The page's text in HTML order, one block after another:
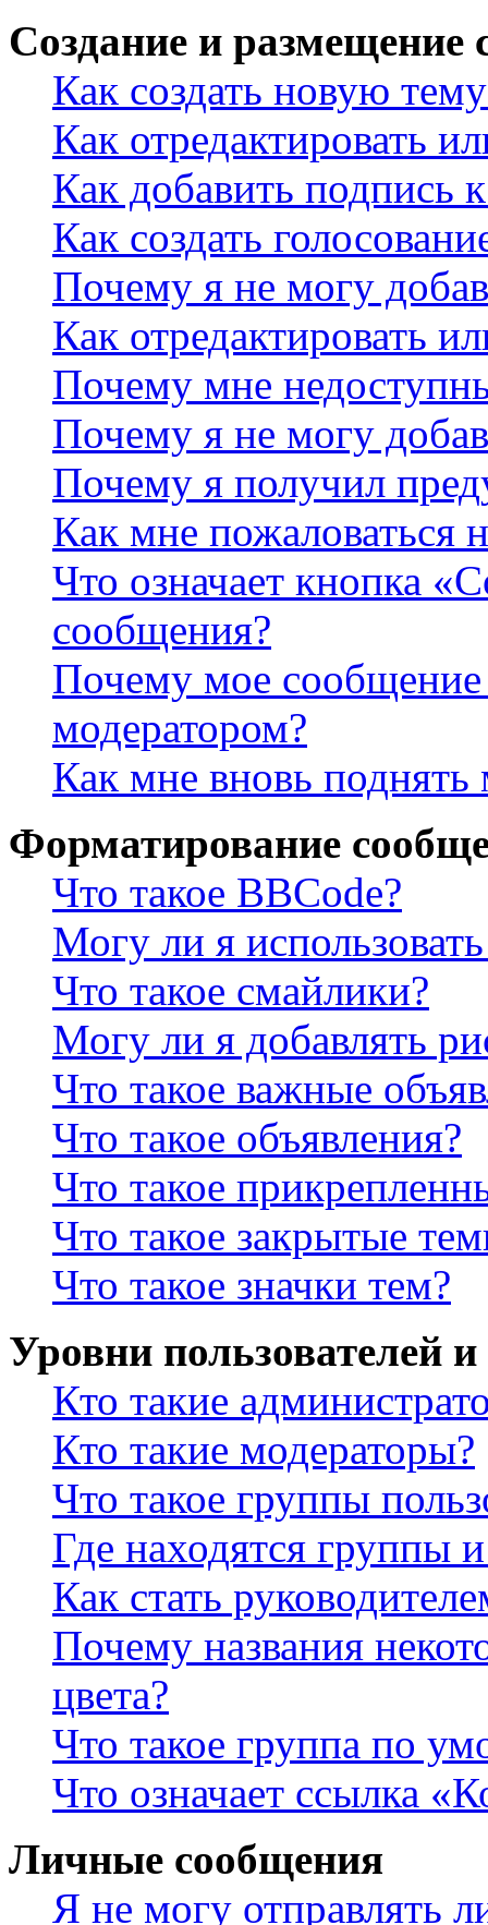
Создание и размещение
Как создать новую
Как отредактировать
Как добавить подпись
Как создать
Почему я не могу
Как отредактировать
Почему мне
Почему я не могу
Почему я получил
Как мне пожаловаться
Что означает кнопка
сообщения?
Почему мое сообщение
модератором?
Как мне вновь
Форматирование
Что такое BBCode?
Могу ли я
Что такое смайлики?
Могу ли я добавлять
Что такое важные
Что такое объявления?
Что такое
Что такое закрытые
Что такое значки тем?
Уровни пользователей
Кто такие
Кто такие модераторы?
Что такое группы
Где находятся группы
Как стать
Почему названия
цвета?
Что такое группа по
Что означает ссылка
Личные сообщения
Я не могу отправлять